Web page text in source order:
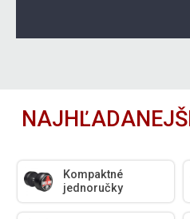
Kompaktné
jednoručky